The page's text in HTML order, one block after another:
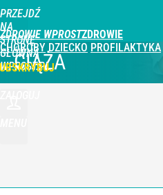
PRZEJDŹ
NA
STRONĘ
GŁÓWNĄ
WPROST.PL
ZDROWIE WPROST
CHOROBY DZIECKO PROFILAKTYKA
CIĄŻA